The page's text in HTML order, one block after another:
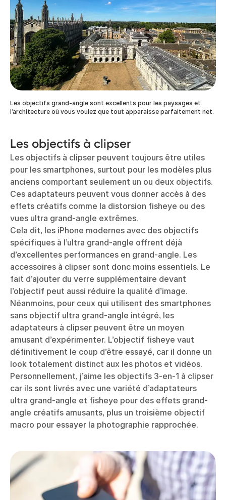
Les objectifs grand-angle sont excellents pour les paysages et
l’architecture où vous voulez que tout apparaisse parfaitement net.
Les objectifs à clipser
Les objectifs à clipser peuvent toujours être utiles
pour les smartphones, surtout pour les modèles plus
anciens comportant seulement un ou deux objectifs.
Ces adaptateurs peuvent vous donner accès à des
effets créatifs comme la distorsion fisheye ou des
vues ultra grand-angle extrêmes.
Cela dit, les iPhone modernes avec des objectifs
spécifiques à l’ultra grand-angle offrent déjà
d’excellentes performances en grand-angle. Les
accessoires à clipser sont donc moins essentiels. Le
fait d’ajouter du verre supplémentaire devant
l’objectif peut aussi réduire la qualité d’image.
Néanmoins, pour ceux qui utilisent des smartphones
sans objectif ultra grand-angle intégré, les
adaptateurs à clipser peuvent être un moyen
amusant d’expérimenter. L’objectif fisheye vaut
définitivement le coup d’être essayé, car il donne un
look totalement distinct aux les photos et vidéos.
Personnellement, j’aime les objectifs 3-en-1 à clipser
car ils sont livrés avec une variété d’adaptateurs
ultra grand-angle et fisheye pour des effets grand-
angle créatifs amusants, plus un troisième objectif
macro pour essayer la photographie rapprochée.